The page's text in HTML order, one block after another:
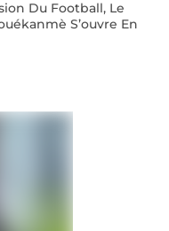
Du Football, Le
S’ouvre En